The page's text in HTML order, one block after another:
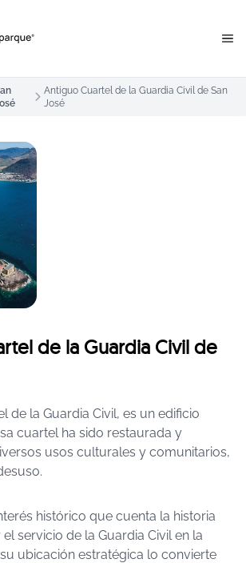
Antiguo Cuartel de la Guardia Civil de San
José
de la Guardia Civil de
de la Guardia Civil, es un edificio
cuartel ha sido restaurada y
usos culturales y comunitarios,
histórico que cuenta la historia
servicio de la Guardia Civil en la
ubicación estratégica lo convierte